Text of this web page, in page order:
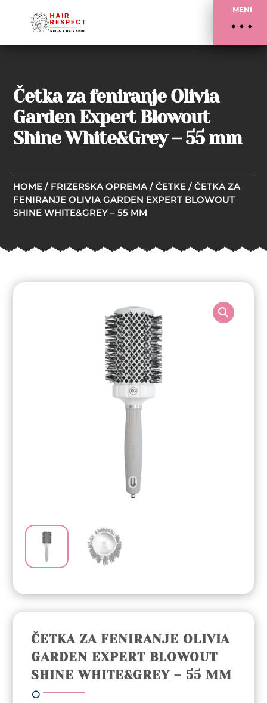
MENI
Četka za feniranje Olivia
Garden Expert Blowout
Shine White&Grey – 55 mm
HOME / FRIZERSKA OPREMA /ČETKE / ČETKA ZA
FENIRANJE OLIVIA GARDEN EXPERT BLOWOUT
SHINE WHITE&GREY – 55 MM
ČETKA ZA FENIRANJE OLIVIA
GARDEN EXPERT BLOWOUT
SHINE WHITE&GREY – 55 MM